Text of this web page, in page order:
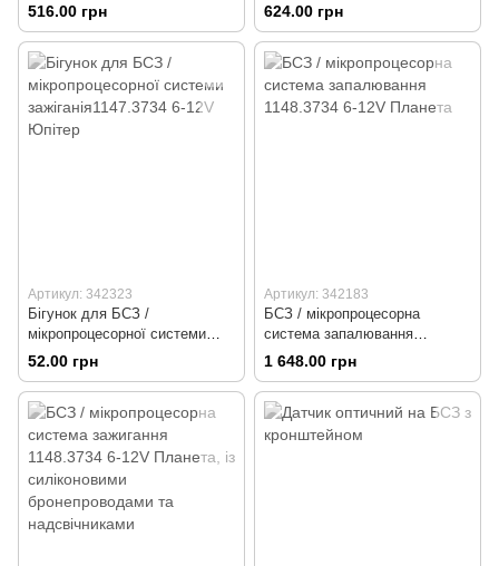
516.00 грн 624.00 грн
Артикул: 342323
Бігунок для БСЗ /
мікропроцесорної системи
зажіганія1147.3734 6-12V
52.00 грн
Артикул: 342183
БСЗ / мікропроцесорна
система запалювання
1148.3734 6-12V Планета
1 648.00 грн